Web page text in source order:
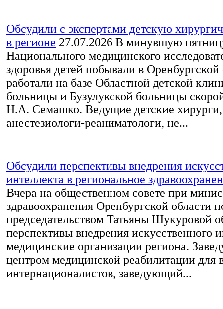
Обсудили с экспертами детскую
в регионе 27.07.2026 В минувшую
Национального медицинского
здоровья детей побывали в
работали на базе Областной детской
больницы и Бузулукской больницы
Н.А. Семашко. Ведущие детские хирурги,
анестезиологи-реаниматологи, не...
Обсудили перспективы внедрения
интеллекта в региональное
Вчера на общественном совете при
здравоохранения Оренбургской области
председательством Татьяны Шукуровой
перспективы внедрения искусственного
медицинские организации региона.
центром медицинской реабилитации для
интернационалистов, заведующий...